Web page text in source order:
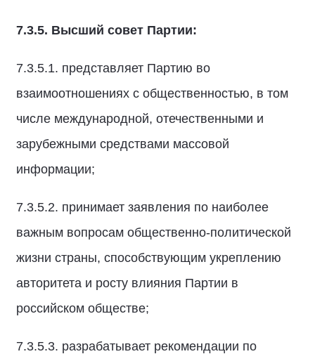
7.3.5. Высший совет Партии:
7.3.5.1. представляет Партию во
взаимоотношениях с общественностью, в том
числе международной, отечественными и
зарубежными средствами массовой
информации;
7.3.5.2. принимает заявления по наиболее
важным вопросам общественно-политической
жизни страны, способствующим укреплению
авторитета и росту влияния Партии в
российском обществе;
7.3.5.3. разрабатывает рекомендации по